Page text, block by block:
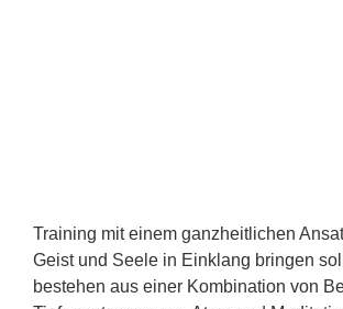
Training mit einem ganzheitlichen
Geist und Seele in Einklang bringen
bestehen aus einer Kombination von